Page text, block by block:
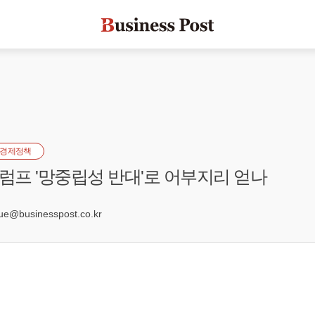
경제정책
프 '망중립성 반대'로 어부지리 얻나